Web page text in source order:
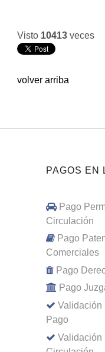
Visto 10413 veces
volver arriba
PAGOS EN
Pago
Circulación
Pago
Comerciales
Pago
Pago
Validación
Pago
Validación